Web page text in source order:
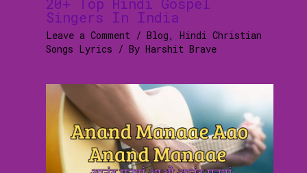
Singers In India
Leave a Comment / Blog, Hindi Christian
Songs Lyrics / By Harshit Brave